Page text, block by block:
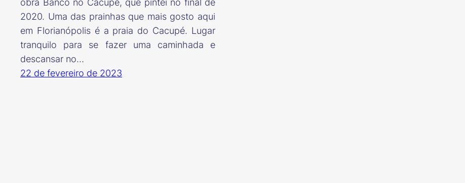
obra Banco no Cacupé, que pintei no final de
2020. Uma das prainhas que mais gosto aqui
em Florianópolis é a praia do Cacupé. Lugar
tranquilo para se fazer uma caminhada e
descansar no…
22 de fevereiro de 2023